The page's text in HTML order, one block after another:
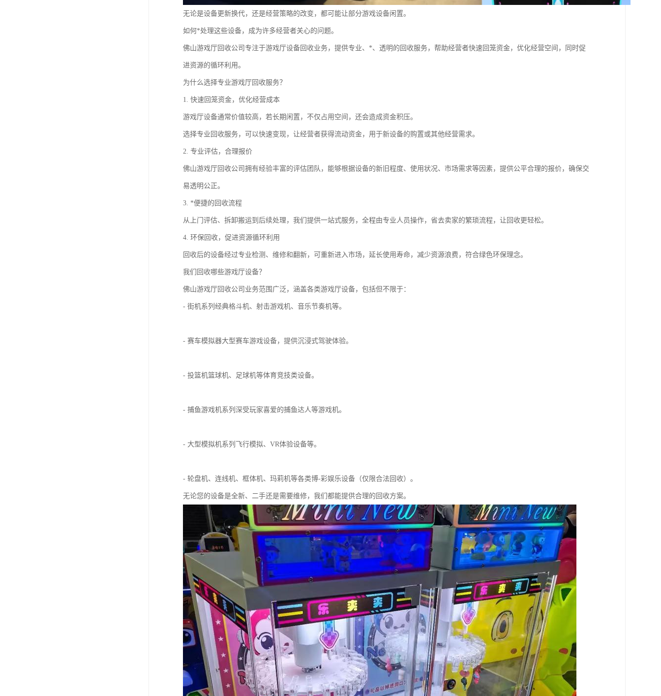
无论是设备更新换代，还是经营策略的改变，都可能让部分游戏设备闲置。
如何*处理这些设备，成为许多经营者关心的问题。
佛山游戏厅回收公司专注于游戏厅设备回收业务，提供专业、*、透明的回收服务，帮助经营者快速回笼资金，优化经营空间，同时促
进资源的循环利用。
为什么选择专业游戏厅回收服务？
1. 快速回笼资金，优化经营成本
游戏厅设备通常价值较高，若长期闲置，不仅占用空间，还会造成资金积压。
选择专业回收服务，可以快速变现，让经营者获得流动资金，用于新设备的购置或其他经营需求。
2. 专业评估，合理报价
佛山游戏厅回收公司拥有经验丰富的评估团队，能够根据设备的新旧程度、使用状况、市场需求等因素，提供公平合理的报价，确保交
易透明公正。
3. *便捷的回收流程
从上门评估、拆卸搬运到后续处理，我们提供一站式服务，全程由专业人员操作，省去卖家的繁琐流程，让回收更轻松。
4. 环保回收，促进资源循环利用
回收后的设备经过专业检测、维修和翻新，可重新进入市场，延长使用寿命，减少资源浪费，符合绿色环保理念。
我们回收哪些游戏厅设备？
佛山游戏厅回收公司业务范围广泛，涵盖各类游戏厅设备，包括但不限于：
- 街机系列经典格斗机、射击游戏机、音乐节奏机等。
- 赛车模拟器大型赛车游戏设备，提供沉浸式驾驶体验。
- 投篮机篮球机、足球机等体育竞技类设备。
- 捕鱼游戏机系列深受玩家喜爱的捕鱼达人等游戏机。
- 大型模拟机系列飞行模拟、VR体验设备等。
- 轮盘机、连线机、框体机、玛莉机等各类博-彩娱乐设备（仅限合法回收）。
无论您的设备是全新、二手还是需要维修，我们都能提供合理的回收方案。